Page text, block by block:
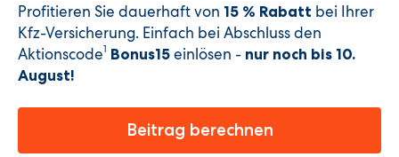
Profitieren Sie dauerhaft von 15 % Rabatt bei Ihrer
Kfz-Versicherung. Einfach bei Abschluss den
Aktionscode1 Bonus15 einlösen - nur noch bis 10.
August!
Beitrag berechnen